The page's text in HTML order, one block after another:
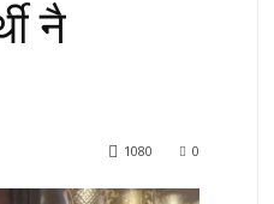
नै
0
1080